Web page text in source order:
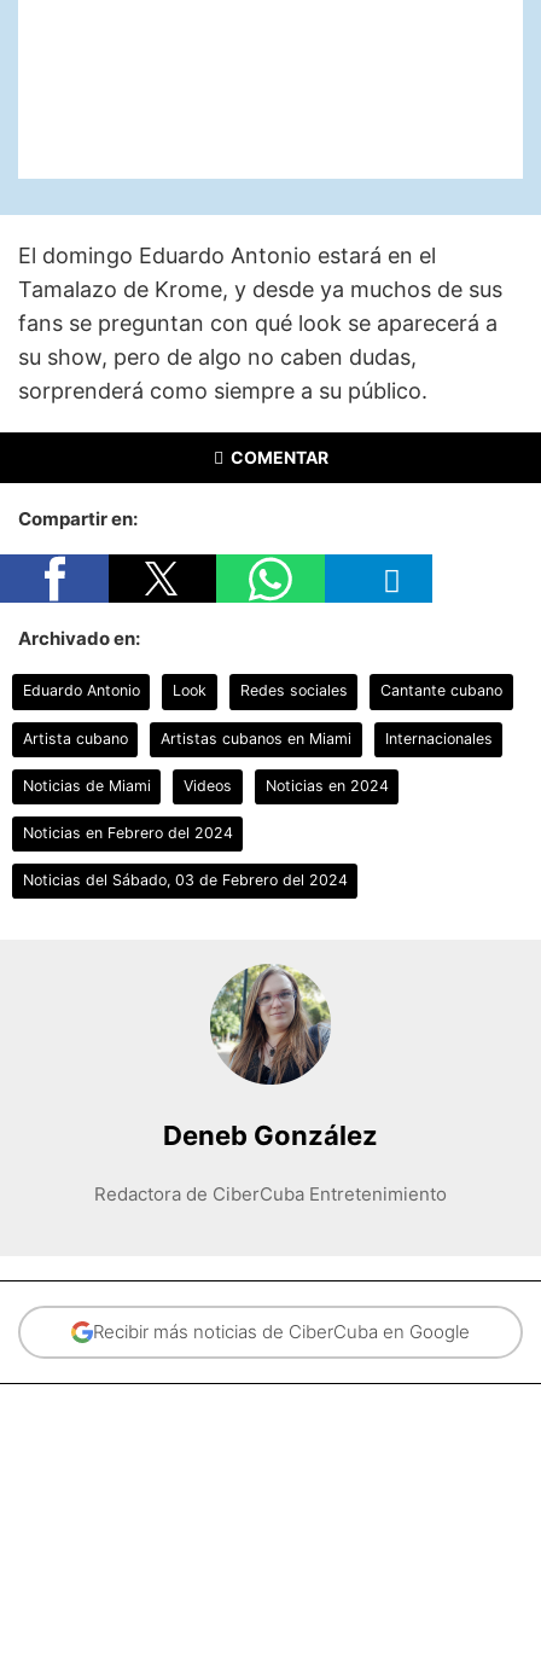
El domingo Eduardo Antonio estará en el
Tamalazo de Krome, y desde ya muchos de sus
fans se preguntan con qué look se aparecerá a
su show, pero de algo no caben dudas,
sorprenderá como siempre a su público.
COMENTAR
Compartir en:
Archivado en:
Eduardo Antonio Look Redes sociales Cantante cubano
Artista cubano Artistas cubanos en Miami Internacionales
Noticias de Miami Videos Noticias en 2024
Noticias en Febrero del 2024
Noticias del Sábado, 03 de Febrero del 2024
Deneb González
Redactora de CiberCuba Entretenimiento
Recibir más noticias de CiberCuba en Google